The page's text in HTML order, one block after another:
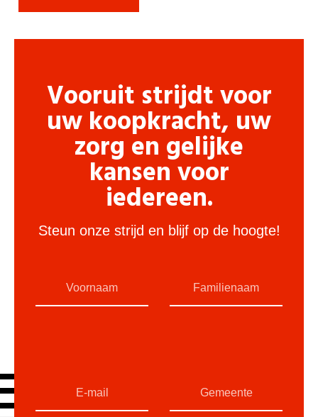
Vooruit strijdt voor
uw koopkracht, uw
zorg en gelijke
kansen voor
iedereen.
Steun onze strijd en blijf op de hoogte!